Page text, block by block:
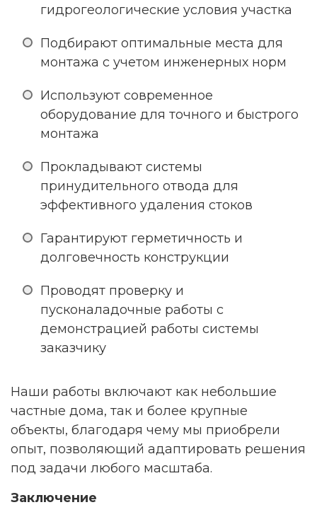
гидрогеологические условия участка
Подбирают оптимальные места для
монтажа с учетом инженерных норм
Используют современное
оборудование для точного и быстрого
монтажа
Прокладывают системы
принудительного отвода для
эффективного удаления стоков
Гарантируют герметичность и
долговечность конструкции
Проводят проверку и
пусконаладочные работы с
демонстрацией работы системы
заказчику
Наши работы включают как небольшие
частные дома, так и более крупные
объекты, благодаря чему мы приобрели
опыт, позволяющий адаптировать решения
под задачи любого масштаба.
Заключение